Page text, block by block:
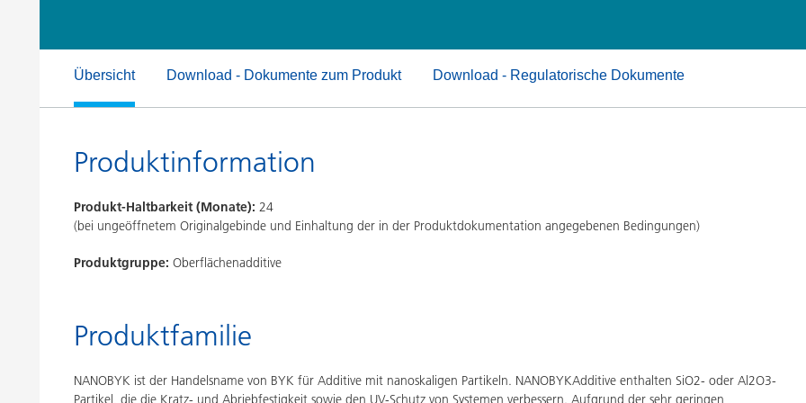
Übersicht Download - Dokumente zum Produkt Download - Regulatorische Dokumente
Produktinformation
Produkt-Haltbarkeit (Monate): 24
(bei ungeöffnetem Originalgebinde und Einhaltung der in der Produktdokumentation angegebenen Bedingungen)
Produktgruppe: Oberflächenadditive
Produktfamilie
NANOBYK ist der Handelsname von BYK für Additive mit nanoskaligen Partikeln. NANOBYKAdditive enthalten SiO2- oder Al2O3-
Partikel, die die Kratz- und Abriebfestigkeit sowie den UV-Schutz von Systemen verbessern. Aufgrund der sehr geringen